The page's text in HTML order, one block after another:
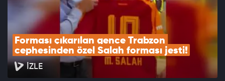
Forması çıkarılan gence Trabzon
cephesinden özel Salah forması jesti!
İZLE